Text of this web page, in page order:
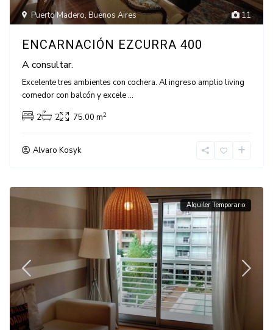
11
Puerto Madero,Buenos Aires
ENCARNACIÓN EZCURRA 400
A consultar.
Excelente tres ambientes con cochera. Al ingreso amplio living
comedor con balcón y excele...
2
2 75.00 m2
Alvaro Kosyk
Alquiler Temporario